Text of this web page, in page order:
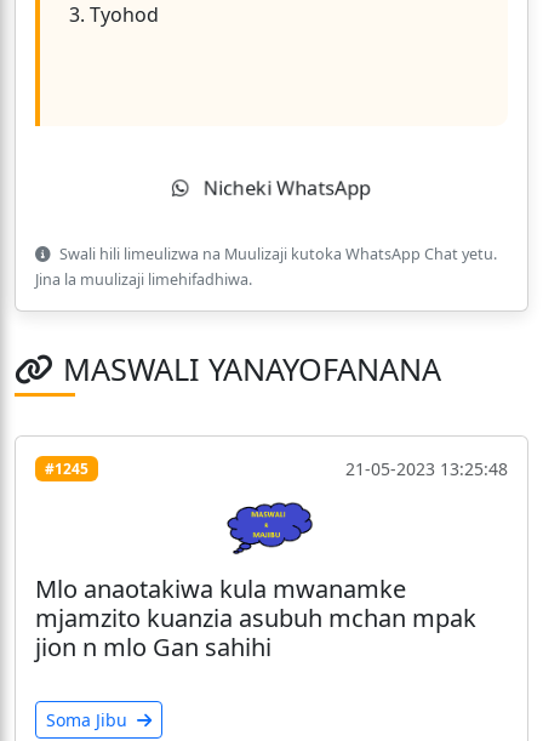
3. Tyohod
Nicheki WhatsApp
Swali hili limeulizwa na Muulizaji kutoka WhatsApp Chat yetu.
Jina la muulizaji limehifadhiwa.
MASWALI YANAYOFANANA
#1245 21-05-2023 13:25:48
Mlo anaotakiwa kula mwanamke
mjamzito kuanzia asubuh mchan mpak
jion n mlo Gan sahihi
Soma Jibu